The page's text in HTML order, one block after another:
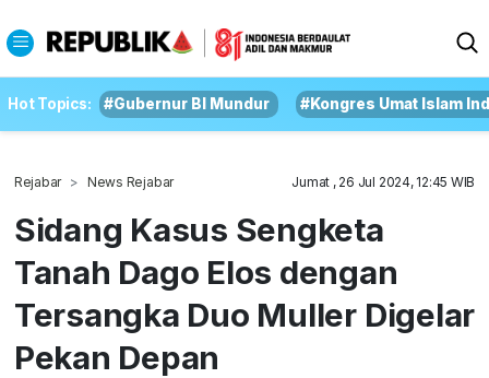
Hot Topics: #Gubernur BI Mundur #Kongres Umat Islam
Rejabar News Rejabar Jumat , 26 Jul 2024, 12:45 WIB
Sidang Kasus Sengketa
Tanah Dago Elos dengan
Tersangka Duo Muller Digelar
Pekan Depan